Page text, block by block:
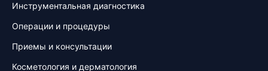
Инструментальная диагностика
Операции и процедуры
Приемы и консультации
Косметология и дерматология